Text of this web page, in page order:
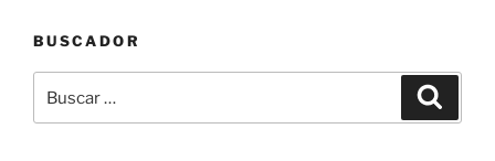
del
perdido»
BUSCADOR
por: